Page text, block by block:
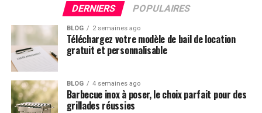
DERNIERS POPULAIRES
BLOG 2 semaines ago
Téléchargez votre modèle de bail de location
gratuit et personnalisable
BLOG 4 semaines ago
Barbecue inox à poser, le choix parfait pour des
grillades réussies